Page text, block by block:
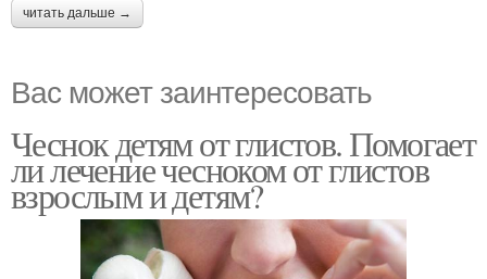
читать дальше →
Вас может заинтересовать
Чеснок детям от глистов. Помогает
ли лечение чесноком от глистов
взрослым и детям?